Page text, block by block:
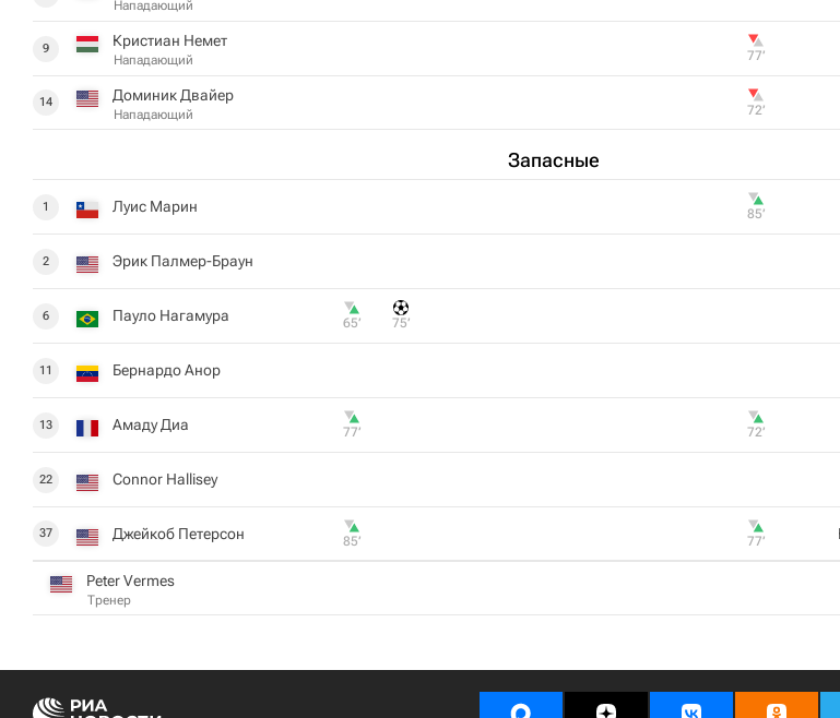
Нападающий
9 Кристиан Немет
Нападающий
14 Доминик Двайер
Нападающий
Запасные
1 Луис Марин
2 Эрик Палмер-Браун
6 Пауло Нагамура 65‎’‎ 75‎’‎
11 Бернардо Анор
13 Амаду Диа 77‎’‎
22 Connor Hallisey
37 Джейкоб Петерсон 85‎’‎
Peter Vermes
Тренер
77‎’‎
72‎’‎
85‎’‎
72‎’‎
77‎’‎